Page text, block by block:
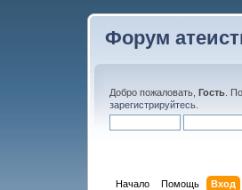
Форум
Добро пожаловать, Гость .
зарегистрируйтесь
Начало Помощь Вход